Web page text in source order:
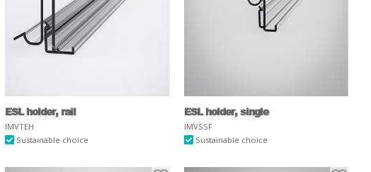
ESL holder, rail
IMVTEH
Sustainable choice
ESL holder, single
IMVSSF
Sustainable choice